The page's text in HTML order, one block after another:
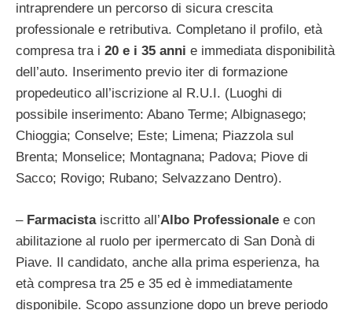
intraprendere un percorso di sicura crescita
professionale e retributiva. Completano il profilo, età
compresa tra i 20 e i 35 anni e immediata disponibilità
dell’auto. Inserimento previo iter di formazione
propedeutico all’iscrizione al R.U.I. (Luoghi di
possibile inserimento: Abano Terme; Albignasego;
Chioggia; Conselve; Este; Limena; Piazzola sul
Brenta; Monselice; Montagnana; Padova; Piove di
Sacco; Rovigo; Rubano; Selvazzano Dentro).
– Farmacistaiscritto all’Albo Professionale e con
abilitazione al ruolo per ipermercato di San Donà di
Piave. Il candidato, anche alla prima esperienza, ha
età compresa tra 25 e 35 ed è immediatamente
disponibile. Scopo assunzione dopo un breve periodo